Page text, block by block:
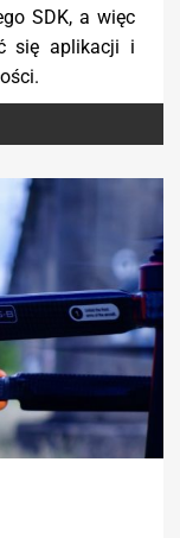
SDK, a więc
się aplikacji i